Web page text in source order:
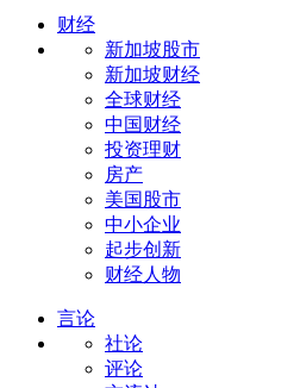
财经
新加坡股市
新加坡财经
全球财经
中国财经
投资理财
房产
美国股市
中小企业
起步创新
财经人物
言论
社论
评论